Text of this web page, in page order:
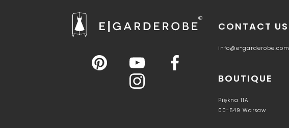
CONTACT US
info@e-garderobe.com
BOUTIQUE
Piękna 11A
00-549 Warsaw